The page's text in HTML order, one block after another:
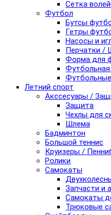
Сетка
Футбол
Бутсы
Гетры
Насосы и
Перчатки /
Форма для
Летний спорт
Акссесуары /
Защита
Чехлы для
Шлема
Бадминтон
Большой теннис
Круизеры /
Ролики
Самокаты
Запчасти и
Самокаты
Трюковые